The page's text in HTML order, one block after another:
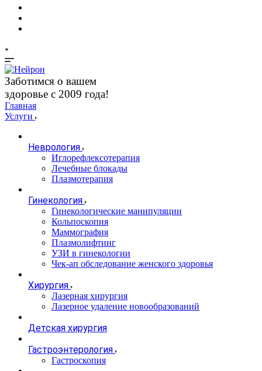
Заботимся о вашем
здоровье с 2009 года!
Главная
Услуги
Неврология
Иглорефлексотерапия
Лечебные блокады
Плазмотерапия
Гинекология
Гинекологические манипуляции
Кольпоскопия
Маммография
Плазмолифтинг
УЗИ в гинекологии
Чек-ап обследование женского здоровья
Хирургия
Лазерная хирургия
Лазерное удаление новообразований
Детская хирургия
Гастроэнтерология
Гастроскопия